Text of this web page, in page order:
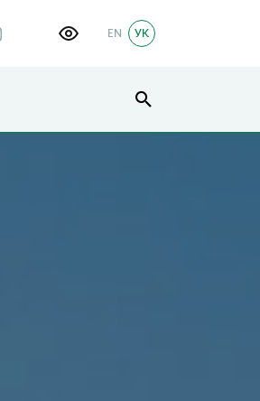
УК
EN